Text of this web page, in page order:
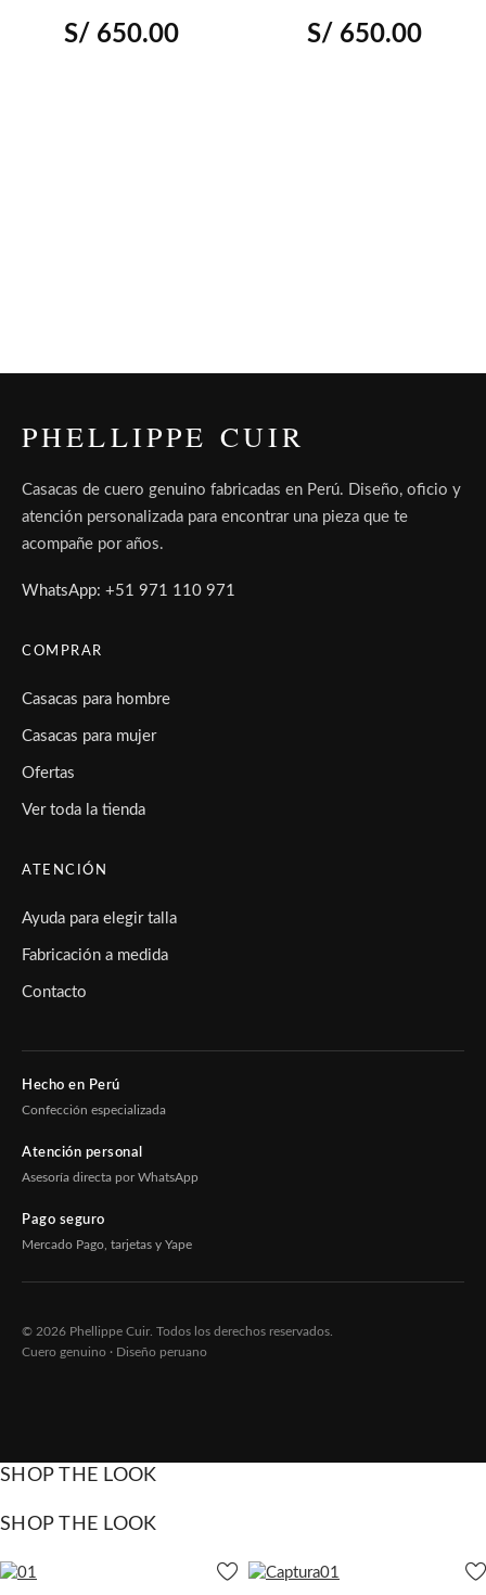
S/ 650.00 S/ 650.00
PHELLIPPE CUIR
Casacas de cuero genuino fabricadas en Perú. Diseño, oficio y
atención personalizada para encontrar una pieza que te
acompañe por años.
WhatsApp: +51 971 110 971
COMPRAR
Casacas para hombre
Casacas para mujer
Ofertas
Ver toda la tienda
ATENCIÓN
Ayuda para elegir talla
Fabricación a medida
Contacto
Hecho en Perú
Confección especializada
Atención personal
Asesoría directa por WhatsApp
Pago seguro
Mercado Pago, tarjetas y Yape
© 2026 Phellippe Cuir. Todos los derechos reservados.
Cuero genuino · Diseño peruano
SHOP THE LOOK
SHOP THE LOOK